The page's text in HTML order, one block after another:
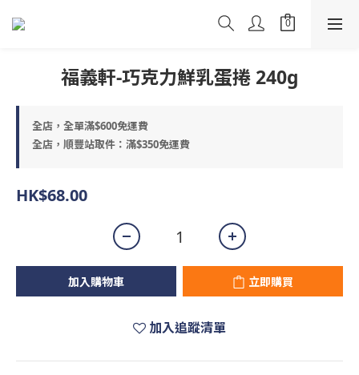
福義軒-巧克力鮮乳蛋捲 240g
全店，全單滿$600免運費
全店，順豐站取件：滿$350免運費
HK$68.00
加入購物車 立即購買
加入追蹤清單